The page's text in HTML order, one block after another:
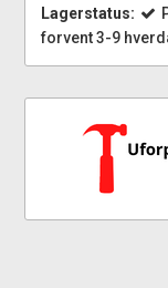
Lagerstatus:
forvent 3-9